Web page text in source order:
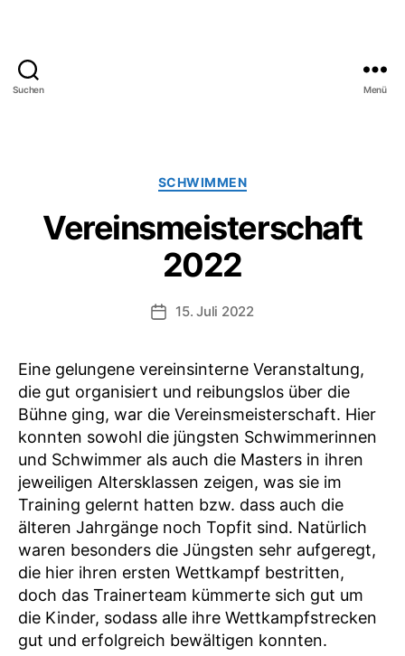
Suchen
e.V.
Menü
Kategorien
SCHWIMMEN
Vereinsmeisterschaft
2022
Veröffentlichungsdatum
15. Juli 2022
Eine gelungene vereinsinterne Veranstaltung,
die gut organisiert und reibungslos über die
Bühne ging, war die Vereinsmeisterschaft. Hier
konnten sowohl die jüngsten Schwimmerinnen
und Schwimmer als auch die Masters in ihren
jeweiligen Altersklassen zeigen, was sie im
Training gelernt hatten bzw. dass auch die
älteren Jahrgänge noch Topfit sind. Natürlich
waren besonders die Jüngsten sehr aufgeregt,
die hier ihren ersten Wettkampf bestritten,
doch das Trainerteam kümmerte sich gut um
die Kinder, sodass alle ihre Wettkampfstrecken
gut und erfolgreich bewältigen konnten.